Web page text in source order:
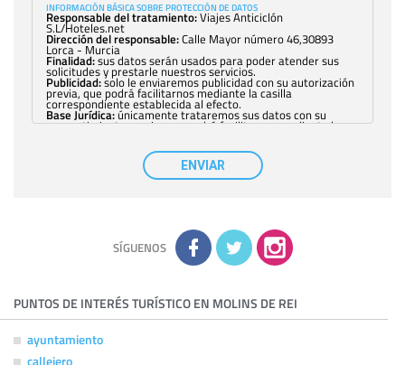
INFORMACIÓN BÁSICA SOBRE PROTECCIÓN DE DATOS
Responsable del tratamiento:Viajes Anticiclón
S.L/Hoteles.net
Dirección del responsable:Calle Mayor número 46,30893
Lorca - Murcia
Finalidad:sus datos serán usados para poder atender sus
solicitudes y prestarle nuestros servicios.
Publicidad:solo le enviaremos publicidad con su autorización
previa, que podrá facilitarnos mediante la casilla
correspondiente establecida al efecto.
Base Jurídica:únicamente trataremos sus datos con su
consentimiento previo, que podrá facilitarnos mediante la
con carácter general, sólo el personal de
nuestra entidad que esté debidamente autorizado podrá
tener conocimiento de la información que le pedimos. No se
comunicarán datos a terceros.
adicional y detallada sobre cómo tratamos sus datos en la
política de privacidad
ENVIAR
SÍGUENOS
PUNTOS DE INTERÉS TURÍSTICO EN MOLINS DE REI
ayuntamiento
callejero